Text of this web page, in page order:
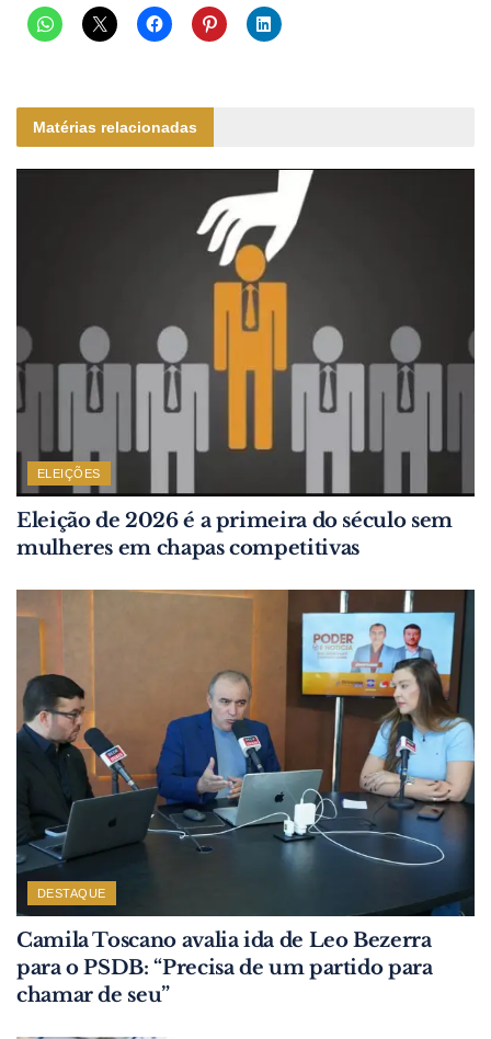
Matérias relacionadas
ELEIÇÕES
Eleição de 2026 é a primeira do século sem
mulheres em chapas competitivas
DESTAQUE
Camila Toscano avalia ida de Leo Bezerra
para o PSDB: “Precisa de um partido para
chamar de seu”